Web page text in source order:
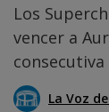
Los
vencer a
La Voz